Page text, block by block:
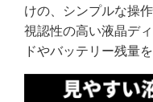
けの、シンプルな操作
視認性の高い液晶デ
ドやバッテリー残量